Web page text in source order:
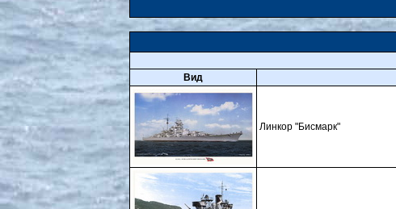
Вид
Линкор "Бисмарк"